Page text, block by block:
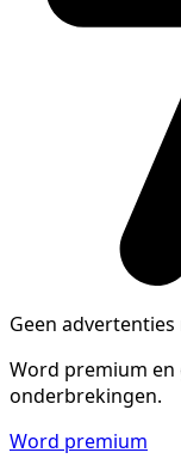
Geen advertenties
Word premium
onderbrekingen.
Word premium